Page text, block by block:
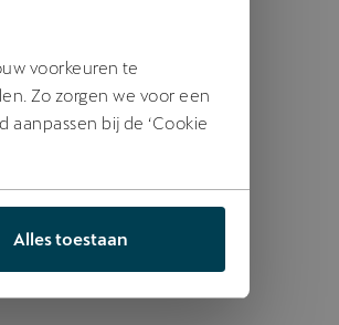
voorkeuren te
Zo zorgen we voor een
bij de ‘Cookie
Alles toestaan